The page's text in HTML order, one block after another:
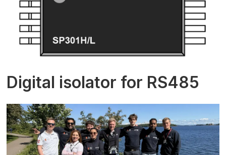
Digital isolator for RS485